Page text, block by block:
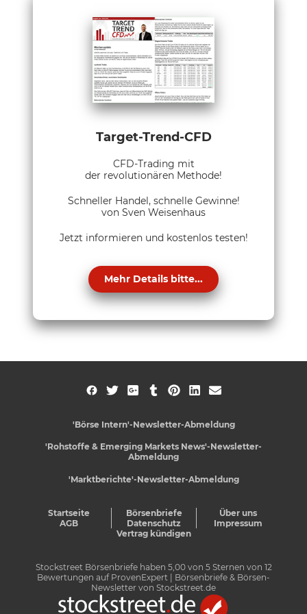
Target-Trend-CFD
CFD-Trading mit
der revolutionären Methode!
Schneller Handel, schnelle Gewinne!
von Sven Weisenhaus
Jetzt informieren und kostenlos testen!
Mehr Details bitte...
'Börse Intern'-Newsletter-Abmeldung
'Rohstoffe & Emerging Markets News'-Newsletter-
Abmeldung
'Marktberichte'-Newsletter-Abmeldung
Startseite Börsenbriefe
Über uns
AGB
Datenschutz
Impressum
Vertrag kündigen
Stockstreet Börsenbriefe haben 5,00von 5Sternen von 12
Bewertungen auf ProvenExpert
| Börsenbriefe & Börsen-
Newsletter von Stockstreet.de